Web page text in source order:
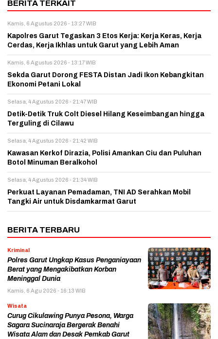
BERITA TERKAIT
Kamis, 6 Agustus 2026 - 13:27 WIB
Kapolres Garut Tegaskan 3 Etos Kerja: Kerja Keras, Kerja
Cerdas, Kerja Ikhlas untuk Garut yang Lebih Aman
Kamis, 6 Agustus 2026 - 13:17 WIB
Sekda Garut Dorong FESTA Distan Jadi Ikon Kebangkitan
Ekonomi Petani Lokal
Selasa, 4 Agustus 2026 - 21:47 WIB
Detik-Detik Truk Colt Diesel Hilang Keseimbangan hingga
Terguling di Cilawu
Selasa, 4 Agustus 2026 - 21:42 WIB
Kawasan Kerkof Dirazia, Polisi Amankan Ciu dan Puluhan
Botol Minuman Beralkohol
Selasa, 4 Agustus 2026 - 21:34 WIB
Perkuat Layanan Pemadaman, TNI AD Serahkan Mobil
Tangki Air untuk Disdamkarmat Garut
BERITA TERBARU
Kriminal
Polres Garut Ungkap Kasus Penganiayaan
Berat yang Mengakibatkan Korban
Meninggal Dunia
Kamis, 6 Agu 2026 - 16:13 WIB
Wisata
Curug Cikulawing Punya Pesona, Warga
Sagara Sucinaraja Bergerak Benahi
Wisata Alam dan Desak Pemkab Garut